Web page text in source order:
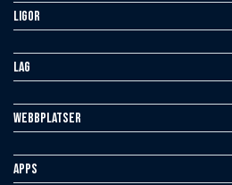
Ligor
Lag
Webbplatser
Apps